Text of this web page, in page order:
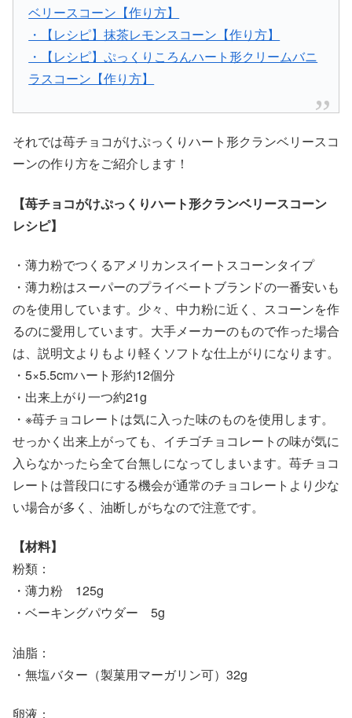
ベリースコーン【作り方】
・【レシピ】抹茶レモンスコーン【作り方】
・【レシピ】ぷっくりころんハート形クリームバニ
ラスコーン【作り方】
それでは苺チョコがけぷっくりハート形クランベリースコ
ーンの作り方をご紹介します！
【苺チョコがけぷっくりハート形クランベリースコーン
レシピ】
・薄力粉でつくるアメリカンスイートスコーンタイプ
・薄力粉はスーパーのプライベートブランドの一番安いも
のを使用しています。少々、中力粉に近く、スコーンを作
るのに愛用しています。大手メーカーのもので作った場合
は、説明文よりもより軽くソフトな仕上がりになります。
・5×5.5cmハート形約12個分
・出来上がり一つ約21g
・※苺チョコレートは気に入った味のものを使用します。
せっかく出来上がっても、イチゴチョコレートの味が気に
入らなかったら全て台無しになってしまいます。苺チョコ
レートは普段口にする機会が通常のチョコレートより少な
い場合が多く、油断しがちなので注意です。
【材料】
粉類：
・薄力粉 125g
・ベーキングパウダー 5g
油脂：
・無塩バター（製菓用マーガリン可）32g
卵液：